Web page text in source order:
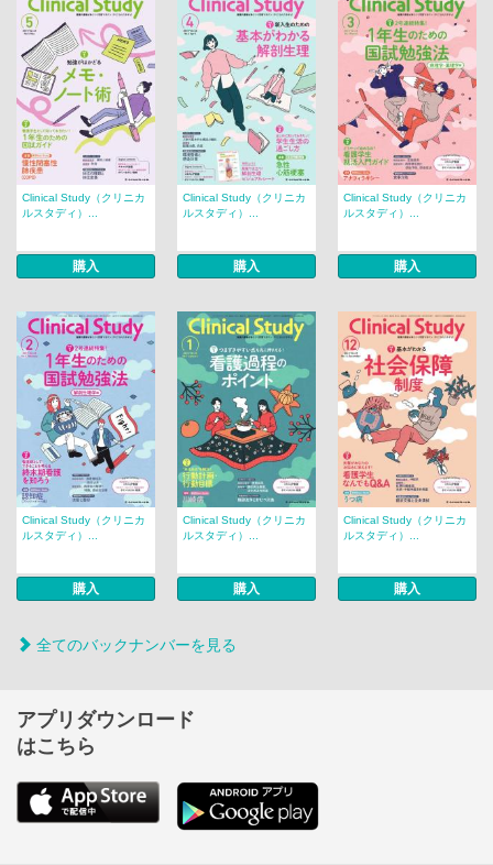
Clinical Study（クリニカ
ルスタディ）...
購入
Clinical Study（クリニカ
ルスタディ）...
購入
Clinical Study（クリニカ
ルスタディ）...
購入
Clinical Study（クリニカ
ルスタディ）...
購入
Clinical Study（クリニカ
ルスタディ）...
購入
Clinical Study（クリニカ
ルスタディ）...
購入
全てのバックナンバーを見る
アプリダウンロード
はこちら